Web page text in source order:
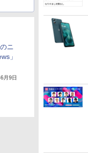
ニ
」
月9日